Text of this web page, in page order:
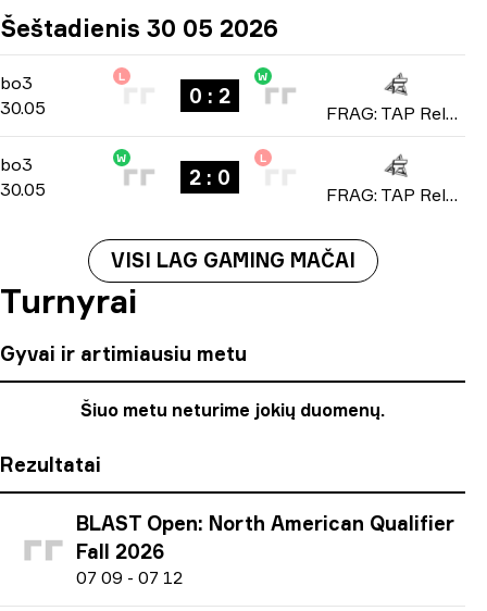
Šeštadienis 30 05 2026
bo3 -bo3
30.05
L
0 : 2
W
FRAG: TAP Reloaded 2026
bo3 -bo3
30.05
W
2 : 0
L
FRAG: TAP Reloaded 2026
VISI LAG GAMING MAČAI
Turnyrai
Gyvai ir artimiausiu metu
Šiuo metu neturime jokių duomenų.
Rezultatai
BLAST Open: North American Qualifier
Fall 2026
07 09 - 07 12